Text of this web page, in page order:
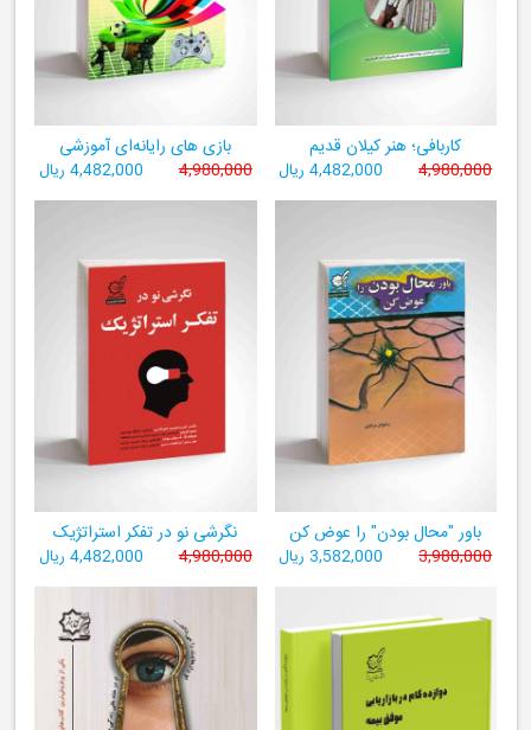
کاربافی؛ هنر کیلان قدیم
4,980,000 4,482,000 ریال
بازی های رایانه‌ای آموزشی
4,980,000 4,482,000 ریال
باور "محال بودن" را عوض کن
3,980,000 3,582,000 ریال
نگرشی نو در تفکر استراتژیک
4,980,000 4,482,000 ریال